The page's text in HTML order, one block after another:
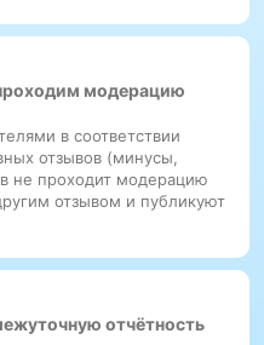
модерацию
в соответствии
отзывов (минусы,
не проходит модерацию
отзывом и публикуют
отчётность